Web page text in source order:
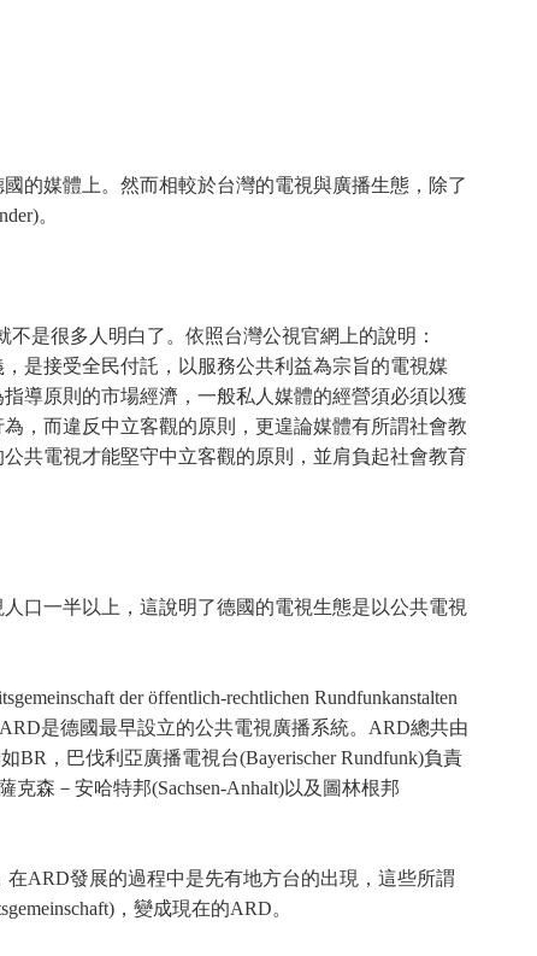
的媒體上。然而相較於台灣的電視與廣播生態，除了
。
是很多人明白了。依照台灣公視官網上的說明：
是接受全民付託，以服務公共利益為宗旨的電視媒
導原則的市場經濟，一般私人媒體的經營須必須以獲
，而違反中立客觀的原則，更遑論媒體有所謂社會教
共電視才能堅守中立客觀的原則，並肩負起社會教育
口一半以上，這說明了德國的電視生態是以公共電視
der öffentlich-rechtlichen Rundfunkanstalten
是德國最早設立的公共電視廣播系統。ARD總共由
，巴伐利亞廣播電視台(Bayerischer Rundfunk)負責
克森－安哈特邦(Sachsen-Anhalt)以及圖林根邦
ARD發展的過程中是先有地方台的出現，這些所謂
，變成現在的ARD。